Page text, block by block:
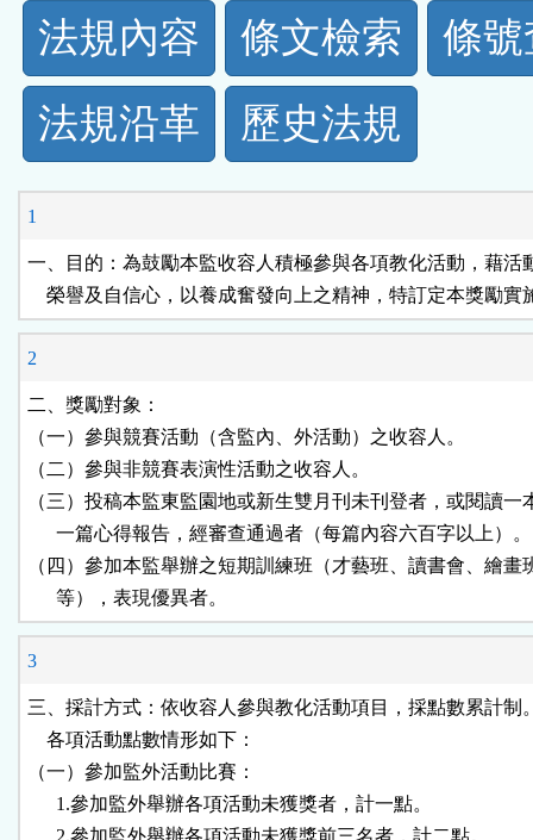
法
規
功
能
按
鈕
法規內容 條文檢索
條
法規沿革
歷史法規
1
一、目的：為鼓勵本監收容人積極參與各項教化活動，藉活
榮譽及自信心，以養成奮發向上之精神，特訂定本獎勵實
2
二、獎勵對象：
（一）參與競賽活動（含監內、外活動）之收容人。
（二）參與非競賽表演性活動之收容人。
（三）投稿本監東監園地或新生雙月刊未刊登者，或閱讀一
      一篇心得報告，經審查通過者（每篇內容六百字以上）。
（四）參加本監舉辦之短期訓練班（才藝班、讀書會、繪畫
      等），表現優異者。
3
三、採計方式：依收容人參與教化活動項目，採點數累計制
    各項活動點數情形如下：
（一）參加監外活動比賽：
      1.參加監外舉辦各項活動未獲獎者，計一點。